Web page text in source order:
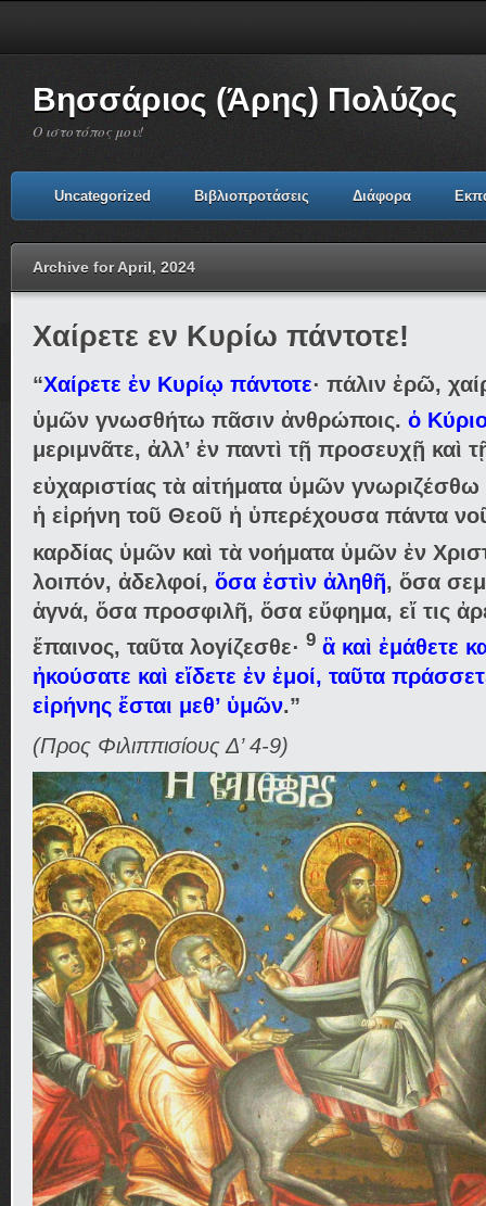
Βησσάριος (Άρης) Πολύζος
Ο ιστοτόπος μου!
Uncategorized Βιβλιοπροτάσεις Διάφορα
Archive for April, 2024
Χαίρετε εν Κυρίω πάντοτε!
“Χαίρετε ἐν Κυρίῳ πάντοτε· πάλιν ἐρῶ,
ὑμῶν γνωσθήτω πᾶσιν ἀνθρώποις. ὁ
μεριμνᾶτε, ἀλλ’ ἐν παντὶ τῇ προσευχῇ καὶ
εὐχαριστίας τὰ αἰτήματα ὑμῶν
ἡ εἰρήνη τοῦ Θεοῦ ἡ ὑπερέχουσα πάντα
καρδίας ὑμῶν καὶ τὰ νοήματα ὑμῶν ἐν
λοιπόν, ἀδελφοί, ὅσα ἐστὶν ἀληθῆ, ὅσα
ἁγνά, ὅσα προσφιλῆ, ὅσα εὔφημα, εἴ τις
ἔπαινος, ταῦτα λογίζεσθε· 9 ἃ καὶ ἐμάθετε
ἠκούσατε καὶ εἴδετε ἐν ἐμοί, ταῦτα
εἰρήνης ἔσται μεθ’ ὑμῶν.”
(Προς Φιλιππισίους Δ’ 4-9)